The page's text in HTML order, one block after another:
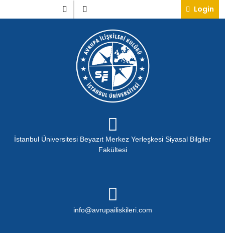
to
Instagram Login
İstanbul Üniversitesi Beyazıt Merkez Yerleşkesi Siyasal Bilgiler
Fakültesi
info@avrupailiskileri.com